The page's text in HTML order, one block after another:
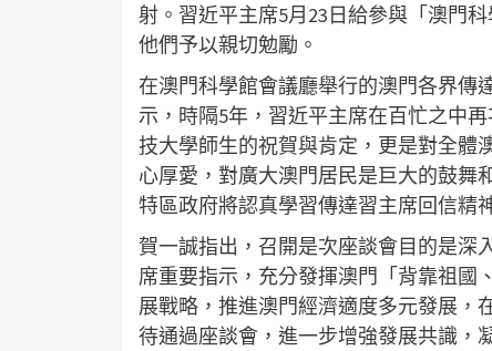
射。習近平主席5月23日給參與「澳門
他們予以親切勉勵。
在澳門科學館會議廳舉行的澳門各界傳
示，時隔5年，習近平主席在百忙之中
技大學師生的祝賀與肯定，更是對全體
心厚愛，對廣大澳門居民是巨大的鼓舞
特區政府將認真學習傳達習主席回信精
賀一誠指出，召開是次座談會目的是深
席重要指示，充分發揮澳門「背靠祖國
展戰略，推進澳門經濟適度多元發展，
待通過座談會，進一步增強發展共識，